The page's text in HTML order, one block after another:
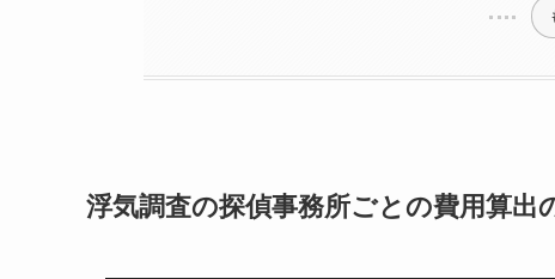
浮気調査の探偵事務所ごとの費用算出